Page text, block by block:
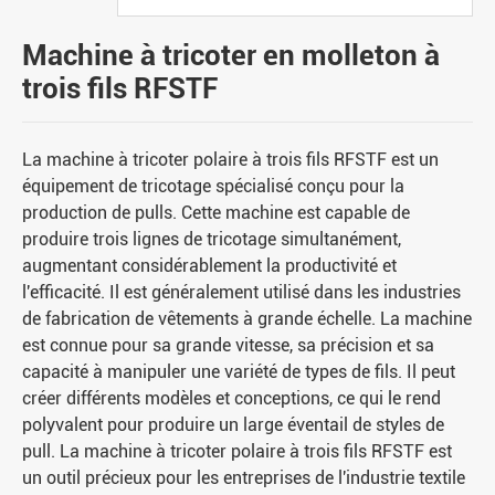
Machine à tricoter en molleton à
trois fils RFSTF
La machine à tricoter polaire à trois fils RFSTF est un
équipement de tricotage spécialisé conçu pour la
production de pulls. Cette machine est capable de
produire trois lignes de tricotage simultanément,
augmentant considérablement la productivité et
l'efficacité. Il est généralement utilisé dans les industries
de fabrication de vêtements à grande échelle. La machine
est connue pour sa grande vitesse, sa précision et sa
capacité à manipuler une variété de types de fils. Il peut
créer différents modèles et conceptions, ce qui le rend
polyvalent pour produire un large éventail de styles de
pull. La machine à tricoter polaire à trois fils RFSTF est
un outil précieux pour les entreprises de l'industrie textile